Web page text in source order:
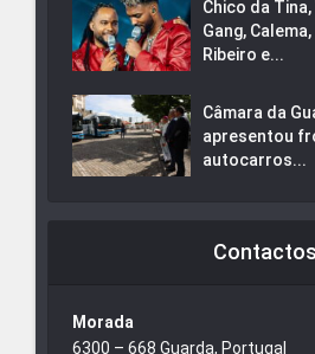
Chico da Tina,
Gang,
Ribeiro e...
Câmara da
apresentou
autocarros...
Contactos
Morada
6300 – 668 Guarda, Portugal